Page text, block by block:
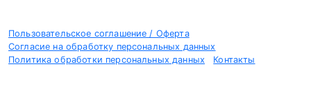
Пользовательское соглашение / Оферта
Согласие на обработку персональных данных
Политика обработки персональных данных
Контакты